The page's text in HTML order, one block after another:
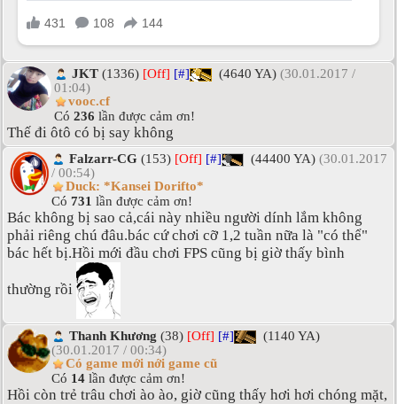
JKT (1336) [Off] [#] (4640 YA) (30.01.2017 /
01:04)
vooc.cf
Có 236 lần được cảm ơn!
Thế đi ôtô có bị say không
Falzarr-CG (153) [Off] [#] (44400 YA) (30.01.2017
/ 00:54)
Duck: *Kansei Dorifto*
Có 731 lần được cảm ơn!
Bác không bị sao cả,cái này nhiều người dính lắm không
phải riêng chú đâu.bác cứ chơi cỡ 1,2 tuần nữa là "có thể"
bác hết bị.Hồi mới đầu chơi FPS cũng bị giờ thấy bình
thường rồi
Thanh Khương (38) [Off] [#]
(1140 YA)
(30.01.2017 / 00:34)
Có game mới nới game cũ
Có 14 lần được cảm ơn!
Hồi còn trẻ trâu chơi ào ào, giờ cũng thấy hơi hơi chóng mặt,